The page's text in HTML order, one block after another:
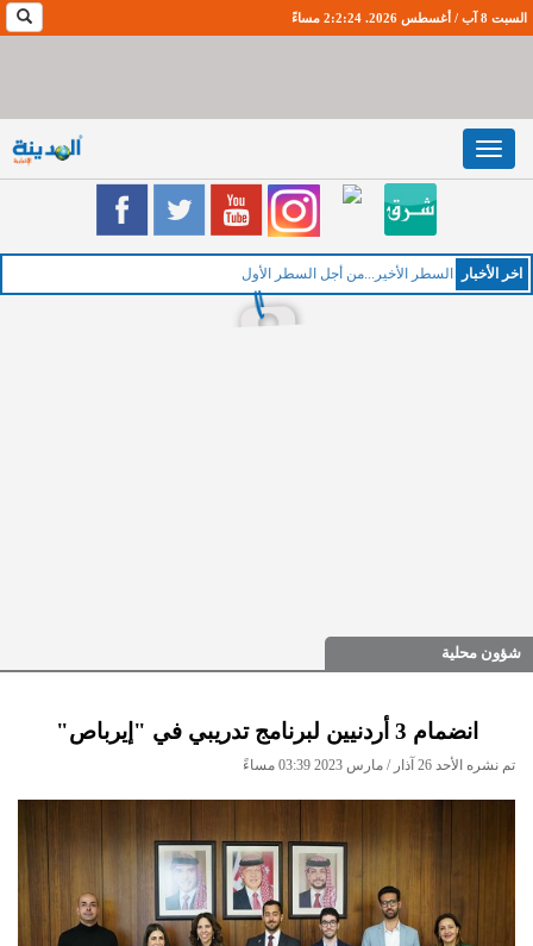
السبت 8 آب / أغسطس 2026. 2:2:25 مساءً
Toggle
navigation
اخر اﻷخبار الخمي
شؤون محلية
انضمام 3 أردنيين لبرنامج تدريبي في "إيرباص"
تم نشره الأحد 26 آذار / مارس 2023 03:39 مساءً